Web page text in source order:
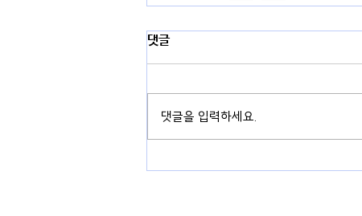
댓글
댓글을 입력하세요.